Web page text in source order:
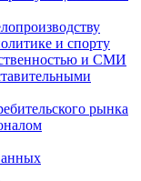
и спорту
и СМИ
рынка